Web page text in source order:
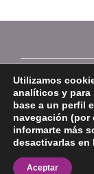
Utilizamos
analíticos y para
base a un perfil
navegación (por
informarte más
desactivarlas en
Aceptar